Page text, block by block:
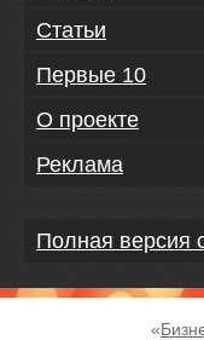
Статьи
Первые 10
О проекте
Реклама
Полная версия
«